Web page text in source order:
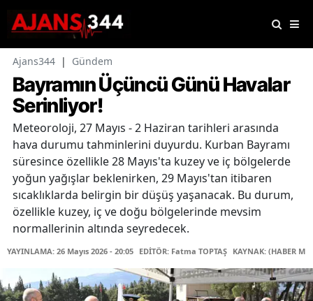
Ajans344 | Gündem
Bayramın Üçüncü Günü Havalar
Serinliyor!
Meteoroloji, 27 Mayıs - 2 Haziran tarihleri arasında
hava durumu tahminlerini duyurdu. Kurban Bayramı
süresince özellikle 28 Mayıs'ta kuzey ve iç bölgelerde
yoğun yağışlar beklenirken, 29 Mayıs'tan itibaren
sıcaklıklarda belirgin bir düşüş yaşanacak. Bu durum,
özellikle kuzey, iç ve doğu bölgelerinde mevsim
normallerinin altında seyredecek.
YAYINLAMA: 26 Mayıs 2026 - 20:05 EDİTÖR: Fatma TOPTAŞ KAYNAK: (HABER